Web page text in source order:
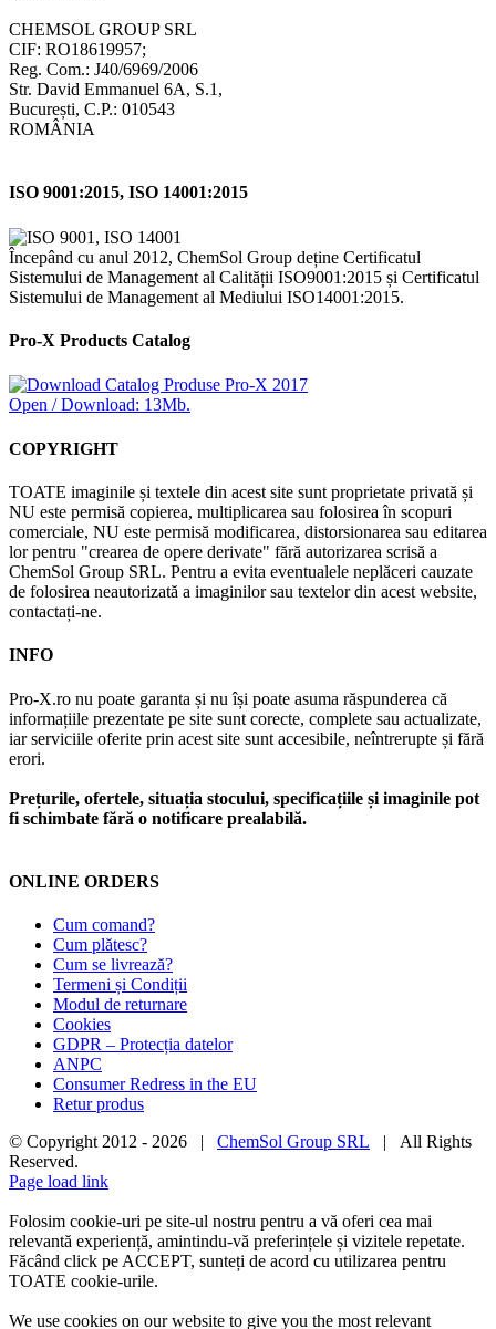
CHEMSOL GROUP SRL
CIF: RO18619957;
Reg. Com.: J40/6969/2006
Str. David Emmanuel 6A, S.1,
București, C.P.: 010543
ROMÂNIA
ISO 9001:2015, ISO 14001:2015
Începând cu anul 2012, ChemSol Group deține Certificatul
Sistemului de Management al Calității ISO9001:2015 și Certificatul
Sistemului de Management al Mediului ISO14001:2015.
Pro-X Products Catalog
Open / Download: 13Mb.
COPYRIGHT
TOATE imaginile și textele din acest site sunt proprietate privată și
NU este permisă copierea, multiplicarea sau folosirea în scopuri
comerciale, NU este permisă modificarea, distorsionarea sau editarea
lor pentru "crearea de opere derivate" fără autorizarea scrisă a
ChemSol Group SRL. Pentru a evita eventualele neplăceri cauzate
de folosirea neautorizată a imaginilor sau textelor din acest website,
contactați-ne.
INFO
Pro-X.ro nu poate garanta și nu își poate asuma răspunderea că
informațiile prezentate pe site sunt corecte, complete sau actualizate,
iar serviciile oferite prin acest site sunt accesibile, neîntrerupte și fără
erori.
Prețurile, ofertele, situația stocului, specificațiile și imaginile pot
fi schimbate fără o notificare prealabilă.
ONLINE ORDERS
Cum comand?
Cum plătesc?
Cum se livrează?
Termeni și Condiții
Modul de returnare
Cookies
GDPR – Protecția datelor
ANPC
Consumer Redress in the EU
Retur produs
© Copyright 2012 - 2026 | ChemSol Group SRL | All Rights
Reserved.
Page load link
Folosim cookie-uri pe site-ul nostru pentru a vă oferi cea mai
relevantă experiență, amintindu-vă preferințele și vizitele repetate.
Făcând click pe ACCEPT, sunteți de acord cu utilizarea pentru
TOATE cookie-urile.
We use cookies on our website to give you the most relevant